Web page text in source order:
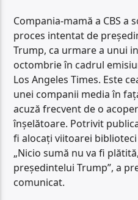
Compania-mamă a CBS
proces intentat de
Trump, ca urmare a unui
octombrie în cadrul
Los Angeles Times. Este
unei companii media în
acuză frecvent de o
înșelătoare. Potrivit
fi alocați viitoarei
„Nicio sumă nu va fi
președintelui Trump”, a
comunicat.